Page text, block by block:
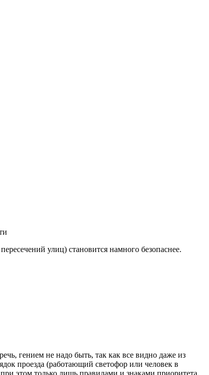
улиц) становится намного безопаснее.
гением не надо быть, так как все видно даже из
проезда (работающий светофор или человек в
этом только лишь правилами и знаками приоритета,